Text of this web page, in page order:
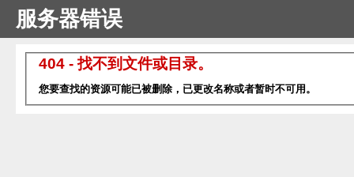
服务器错误
404 - 找不到文件或目录。
您要查找的资源可能已被删除，已更改名称或者暂时不可用。